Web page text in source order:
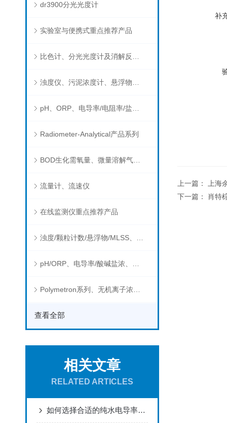
dr3900分光光度计
实验室与便携式重点推荐产品
Radiometer-Analytical产品系列
BOD生化需氧量、微量溶解气体和现场水质测试组件以及其他分析仪
流量计、流速仪
在线监测仪重点推荐产品
查看全部
相关文章
RELATED ARTICLES
如何选择合适的纯水电导率分析仪
补
上一篇：
上海
下一篇： 肖特